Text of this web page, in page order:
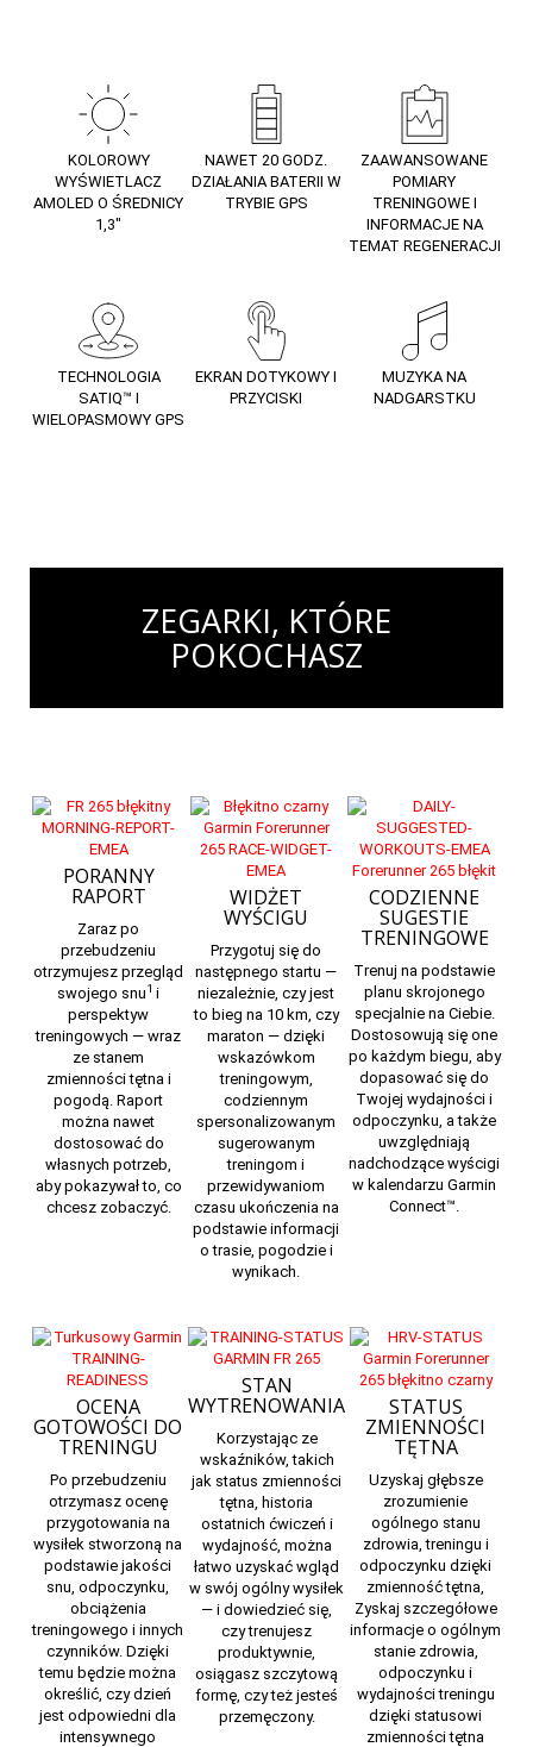
KOLOROWY
WYŚWIETLACZ
AMOLED O ŚREDNICY
1,3″
NAWET 20 GODZ.
DZIAŁANIA BATERII W
TRYBIE GPS
ZAAWANSOWANE
POMIARY
TRENINGOWE I
INFORMACJE NA
TEMAT REGENERACJI
TECHNOLOGIA
SATIQ™ I
WIELOPASMOWY GPS
EKRAN DOTYKOWY I
PRZYCISKI
MUZYKA NA
NADGARSTKU
ZEGARKI, KTÓRE
POKOCHASZ
PORANNY
RAPORT
Zaraz po
przebudzeniu
otrzymujesz przegląd
swojego snu1 i
perspektyw
treningowych — wraz
ze stanem
zmienności tętna i
pogodą. Raport
można nawet
dostosować do
własnych potrzeb,
aby pokazywał to, co
chcesz zobaczyć.
WIDŻET
WYŚCIGU
Przygotuj się do
następnego startu —
niezależnie, czy jest
to bieg na 10 km, czy
maraton — dzięki
wskazówkom
treningowym,
codziennym
spersonalizowanym
sugerowanym
treningom i
przewidywaniom
czasu ukończenia na
podstawie informacji
o trasie, pogodzie i
wynikach.
CODZIENNE
SUGESTIE
TRENINGOWE
Trenuj na podstawie
planu skrojonego
specjalnie na Ciebie.
Dostosowują się one
po każdym biegu, aby
dopasować się do
Twojej wydajności i
odpoczynku, a także
uwzględniają
nadchodzące wyścigi
w kalendarzuGarmin
Connect™.
OCENA
GOTOWOŚCI DO
TRENINGU
Po przebudzeniu
otrzymasz ocenę
przygotowania na
wysiłek stworzoną na
podstawie jakości
snu, odpoczynku,
obciążenia
treningowego i innych
czynników. Dzięki
temu będzie można
określić, czy dzień
jest odpowiedni dla
intensywnego
STAN
WYTRENOWANIA
Korzystając ze
wskaźników, takich
jak status zmienności
tętna, historia
ostatnich ćwiczeń i
wydajność, można
łatwo uzyskać wgląd
w swój ogólny wysiłek
— i dowiedzieć się,
czy trenujesz
produktywnie,
osiągasz szczytową
formę, czy też jesteś
przemęczony.
STATUS
ZMIENNOŚCI
TĘTNA
Uzyskaj głębsze
zrozumienie
ogólnego stanu
zdrowia, treningu i
odpoczynku dzięki
zmienność tętna,
Zyskaj szczegółowe
informacje o ogólnym
stanie zdrowia,
odpoczynku i
wydajności treningu
dzięki statusowi
zmienności tętna